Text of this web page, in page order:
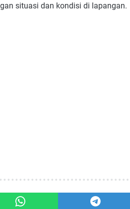
situasi dan kondisi di lapangan.